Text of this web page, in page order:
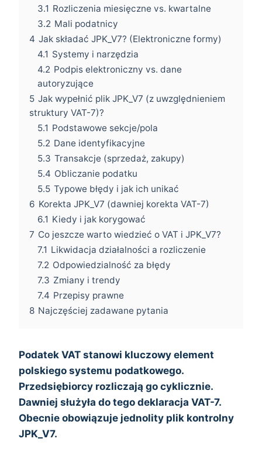
3.1 Rozliczenia miesięczne vs. kwartalne
3.2 Mali podatnicy
4 Jak składać JPK_V7? (Elektroniczne formy)
4.1 Systemy i narzędzia
4.2 Podpis elektroniczny vs. dane
autoryzujące
5 Jak wypełnić plik JPK_V7 (z uwzględnieniem
struktury VAT-7)?
5.1 Podstawowe sekcje/pola
5.2 Dane identyfikacyjne
5.3 Transakcje (sprzedaż, zakupy)
5.4 Obliczanie podatku
5.5 Typowe błędy i jak ich unikać
6 Korekta JPK_V7 (dawniej korekta VAT-7)
6.1 Kiedy i jak korygować
7 Co jeszcze warto wiedzieć o VAT i JPK_V7?
7.1 Likwidacja działalności a rozliczenie
7.2 Odpowiedzialność za błędy
7.3 Zmiany i trendy
7.4 Przepisy prawne
8 Najczęściej zadawane pytania
Podatek VAT stanowi kluczowy element
polskiego systemu podatkowego.
Przedsiębiorcy rozliczają go cyklicznie.
Dawniej służyła do tego deklaracja VAT-7.
Obecnie obowiązuje jednolity plik kontrolny
JPK_V7.